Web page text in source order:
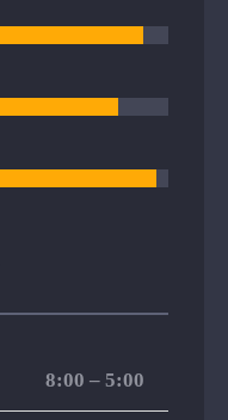
8:00 – 5:00